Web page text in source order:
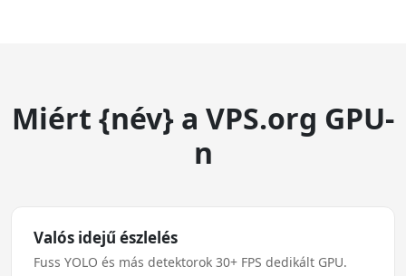
Miért {név} a VPS.org GPU-
n
Valós idejű észlelés
Fuss YOLO és más detektorok 30+ FPS dedikált GPU.